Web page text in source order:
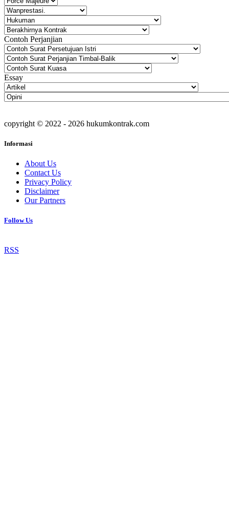
Contoh Perjanjian
Essay
copyright © 2022 - 2026 hukumkontrak.com
Informasi
About Us
Contact Us
Privacy Policy
Disclaimer
Our Partners
Follow Us
RSS